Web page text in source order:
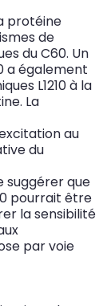
protéine
de
du C60. Un
a également
L1210 à la
La
au
du
suggérer que
pourrait être
la sensibilité
par voie